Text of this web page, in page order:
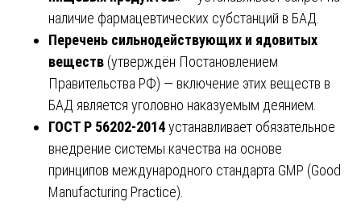
наличие фармацевтических субстанций в БАД.
Перечень сильнодействующих и ядовитых
веществ (утверждён Постановлением
Правительства РФ) — включение этих веществ в
БАД является уголовно наказуемым деянием.
ГОСТ Р 56202-2014устанавливает обязательное
внедрение системы качества на основе
принципов международного стандарта GMP (Good
Manufacturing Practice).